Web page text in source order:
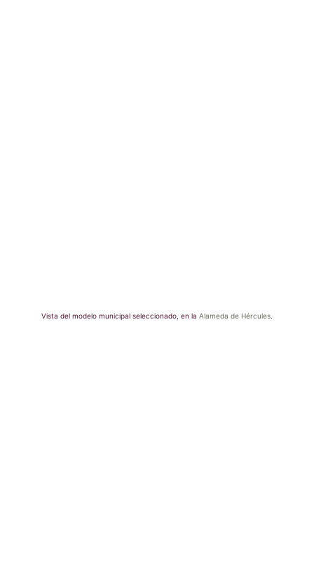
Vista del modelo municipal seleccionado, en la Alameda de Hércules.